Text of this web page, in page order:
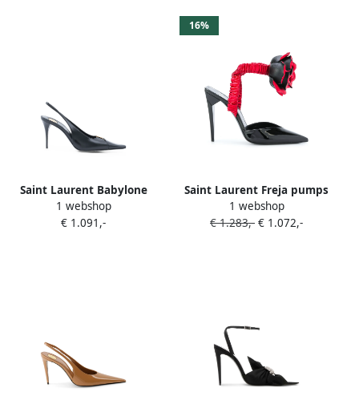
Saint Laurent Babylone
Breteuil slingback pumps
Zwart
1 webshop
€ 1.091,-
16%
Saint Laurent Freja pumps
Zwart
1 webshop
€ 1.283,- € 1.072,-